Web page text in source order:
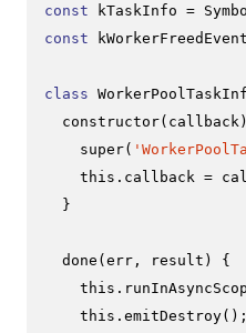
const kTaskInfo =
const
class
constructor( callback
super(
this . callback =
  }
done ( err, result ) {
this .
this . emitDestroy